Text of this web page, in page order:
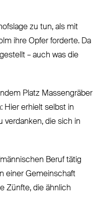
zu tun, als mit
ihre Opfer forderte. Da
– auch was die
Platz Massengräber
Hier erhielt selbst in
verdanken, die sich in
Beruf tätig
einer Gemeinschaft
Zünfte, die ähnlich